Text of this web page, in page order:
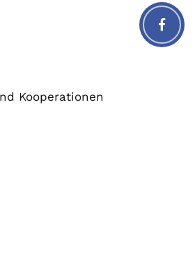
Kooperationen